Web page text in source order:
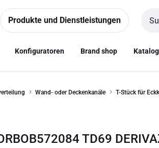
Produkte und Dienstleistungen
Konfiguratoren Brand shop
Wand- oder Deckenkanäle T-Stück für
TD69